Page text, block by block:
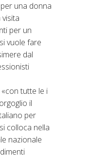
una donna
per un
vuole fare
dal
«con tutte le i
il
per
colloca nella
nazionale